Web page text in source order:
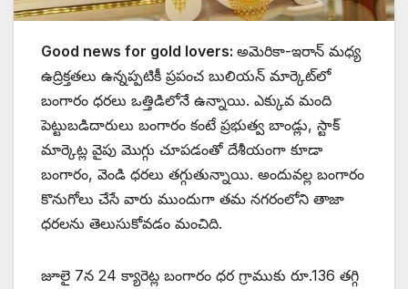
Good news for gold lovers: అమెరికా-ఇరాన్ మధ్య
ఉద్రిక్తతలు ఉన్నప్పటికీ ప్రపంచ బులియన్ మార్కెట్‌లో
బంగారం ధరలు ఒత్తిడిలోనే ఉన్నాయి. ఎక్కువ మంది
పెట్టుబడిదారులు బంగారం కంటే ప్రభుత్వ బాండ్లు, స్టాక్
మార్కెట్ల వైపు మొగ్గు చూపడంతో దేశీయంగా కూడా
బంగారం, వెండి ధరలు తగ్గుతున్నాయి. అందువల్ల బంగారం
కొనుగోలు చేసే వారు ముందుగా తమ నగరంలోని తాజా
ధరలను తెలుసుకోవడం మంచిది.
జూలై 7న 24 క్యారెట్ల బంగారం ధర గ్రాముకు రూ.136 తగ్గి